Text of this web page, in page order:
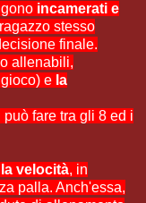
incamerati e
stesso
finale.
allenabili,
e la
fare tra gli 8 ed i
la velocità, in
palla. Anch'essa,